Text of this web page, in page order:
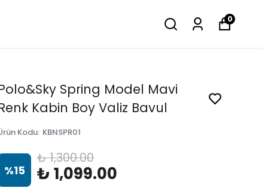
0
Spring Model Mavi
Kabin Boy Valiz Bavul
Kodu: KBNSPR01
%15
₺ 1,300.00
₺ 1,099.00